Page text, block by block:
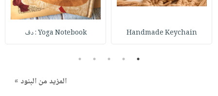
Handmade Keychain Yoga Notebook : دف
1
2
3
4
5
المزيد من البنود »